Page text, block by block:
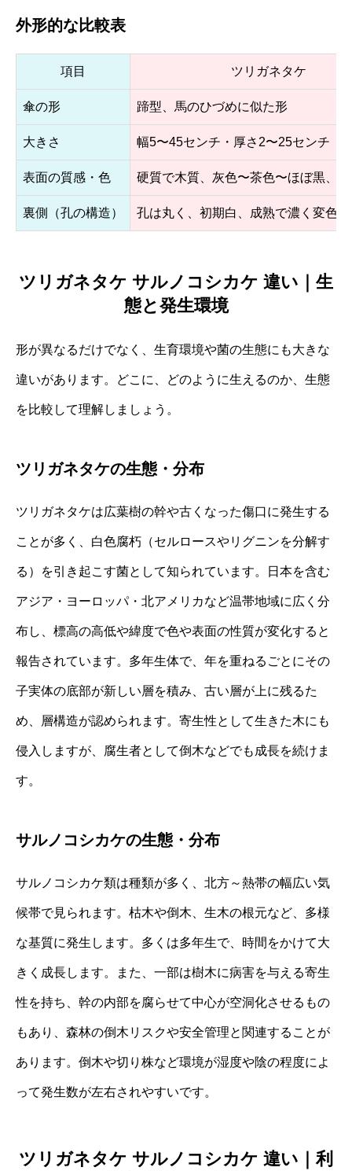
外形的な比較表
項目 ツリガネタケ
傘の形 蹄型、馬のひづめに似た形
大きさ 幅5〜45センチ・厚さ2〜25センチ
表面の質感・色 硬質で木質、灰色〜茶色〜ほぼ黒、
裏側（孔の構造） 孔は丸く、初期白、成熟で濃く変色
ツリガネタケ サルノコシカケ 違い｜生
態と発生環境
形が異なるだけでなく、生育環境や菌の生態にも大きな
違いがあります。どこに、どのように生えるのか、生態
を比較して理解しましょう。
ツリガネタケの生態・分布
ツリガネタケは広葉樹の幹や古くなった傷口に発生する
ことが多く、白色腐朽（セルロースやリグニンを分解す
る）を引き起こす菌として知られています。日本を含む
アジア・ヨーロッパ・北アメリカなど温帯地域に広く分
布し、標高の高低や緯度で色や表面の性質が変化すると
報告されています。多年生体で、年を重ねるごとにその
子実体の底部が新しい層を積み、古い層が上に残るた
め、層構造が認められます。寄生性として生きた木にも
侵入しますが、腐生者として倒木などでも成長を続けま
す。
サルノコシカケの生態・分布
サルノコシカケ類は種類が多く、北方～熱帯の幅広い気
候帯で見られます。枯木や倒木、生木の根元など、多様
な基質に発生します。多くは多年生で、時間をかけて大
きく成長します。また、一部は樹木に病害を与える寄生
性を持ち、幹の内部を腐らせて中心が空洞化させるもの
もあり、森林の倒木リスクや安全管理と関連することが
あります。倒木や切り株など環境が湿度や陰の程度によ
って発生数が左右されやすいです。
ツリガネタケ サルノコシカケ 違い｜利